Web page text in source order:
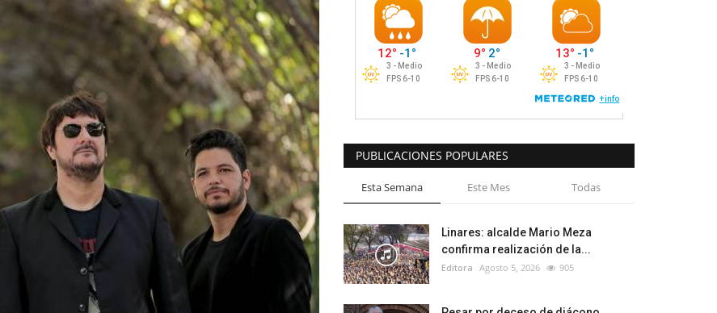
PUBLICACIONES POPULARES
Esta Semana Este Mes Todas
Linares: alcalde Mario Meza
confirma realización de la...
Editora Agosto 5, 2026 905